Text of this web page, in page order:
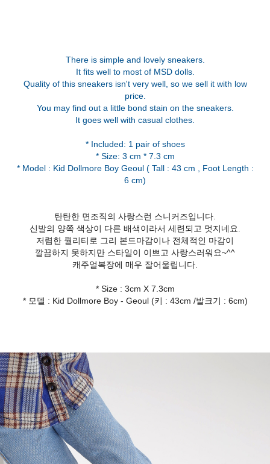
There is simple and lovely sneakers.
It fits well to most of MSD dolls.
Quality of this sneakers isn't very well, so we sell it with low
price.
You may find out a little bond stain on the sneakers.
It goes well with casual clothes.
* Included: 1 pair of shoes
* Size: 3 cm * 7.3 cm
* Model : Kid Dollmore Boy Geoul ( Tall : 43 cm , Foot Length :
탄탄한 면조직의 사랑스런 스니커즈입니다.
신발의 양쪽 색상이 다른 배색이라서 세련되고 멋지네요.
저렴한 퀄리티로 그리 본드마감이나 전체적인 마감이
깔끔하지 못하지만 스타일이 이쁘고 사랑스러워요~^^
캐주얼복장에 매우 잘어울립니다.
* Size : 3cm X 7.3cm
* 모델 : Kid Dollmore Boy - Geoul (키 : 43cm /발크기 : 6cm)